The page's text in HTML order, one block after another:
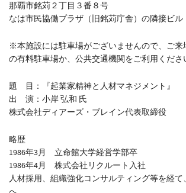
那覇市銘苅２丁目３番８号
なは市民協働プラザ（旧銘苅庁舎）の隣接ビル
※本施設には駐車場がございませんので、ご来
の有料駐車場か、公共交通機関をご利用くださ
題 目：『起業家精神と人材マネジメント』
出 演：小岸 弘和 氏
株式会社ディアーズ・ブレイン代表取締役
略歴
1986年3月 立命館大学経営学部卒
1986年4月 株式会社リクルート入社
人材採用、組織強化コンサルティング等を経